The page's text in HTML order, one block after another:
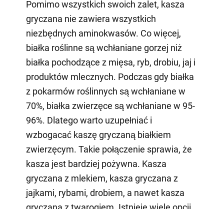
Pomimo wszystkich swoich zalet, kasza
gryczana nie zawiera wszystkich
niezbędnych aminokwasów. Co więcej,
białka roślinne są wchłaniane gorzej niż
białka pochodzące z mięsa, ryb, drobiu, jaj i
produktów mlecznych. Podczas gdy białka
z pokarmów roślinnych są wchłaniane w
70%, białka zwierzęce są wchłaniane w 95-
96%. Dlatego warto uzupełniać i
wzbogacać kaszę gryczaną białkiem
zwierzęcym. Takie połączenie sprawia, że
kasza jest bardziej pożywna. Kasza
gryczana z mlekiem, kasza gryczana z
jajkami, rybami, drobiem, a nawet kasza